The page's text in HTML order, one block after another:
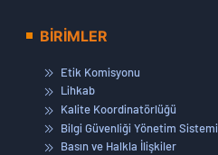
BİRİMLER
Etik Komisyonu
Lihkab
Kalite Koordinatörlüğü
Bilgi Güvenliği Yönetim Sistemi
Basın ve Halkla İlişkiler